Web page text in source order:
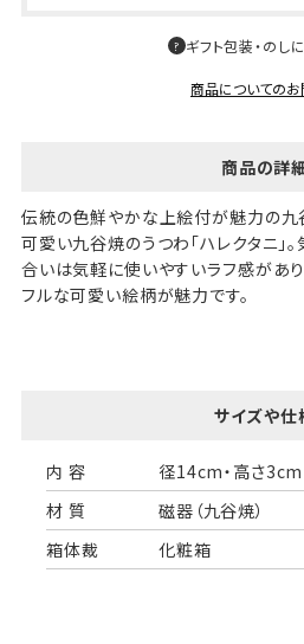
ギフト包装・のし
商品についての
商品の詳
伝統の色鮮やかな上絵付が魅力の九
可愛い九谷焼のうつわ「ハレクタニ」
合いは気軽に使いやすいラフ感があり
フルな可愛い絵柄が魅力です。
サイズや仕
内 容
径14cm・高さ3cm
材 質
磁器（九谷焼）
箱体裁
化粧箱